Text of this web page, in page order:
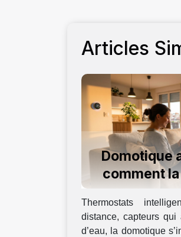
Articles
Domotique
comment
améliore
Thermostats
distance, capteurs
d’eau, la domotique